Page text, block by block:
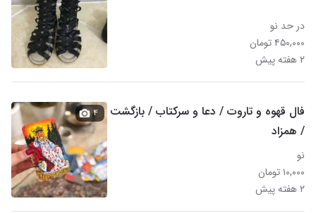
در حد نو
۴۵۰,۰۰۰ تومان
۲ هفته پیش
فال قهوه و تاروت / دعا و سرکتاب / بازگشت
/ همزاد
نو
۱۰,۰۰۰ تومان
۲ هفته پیش
۴